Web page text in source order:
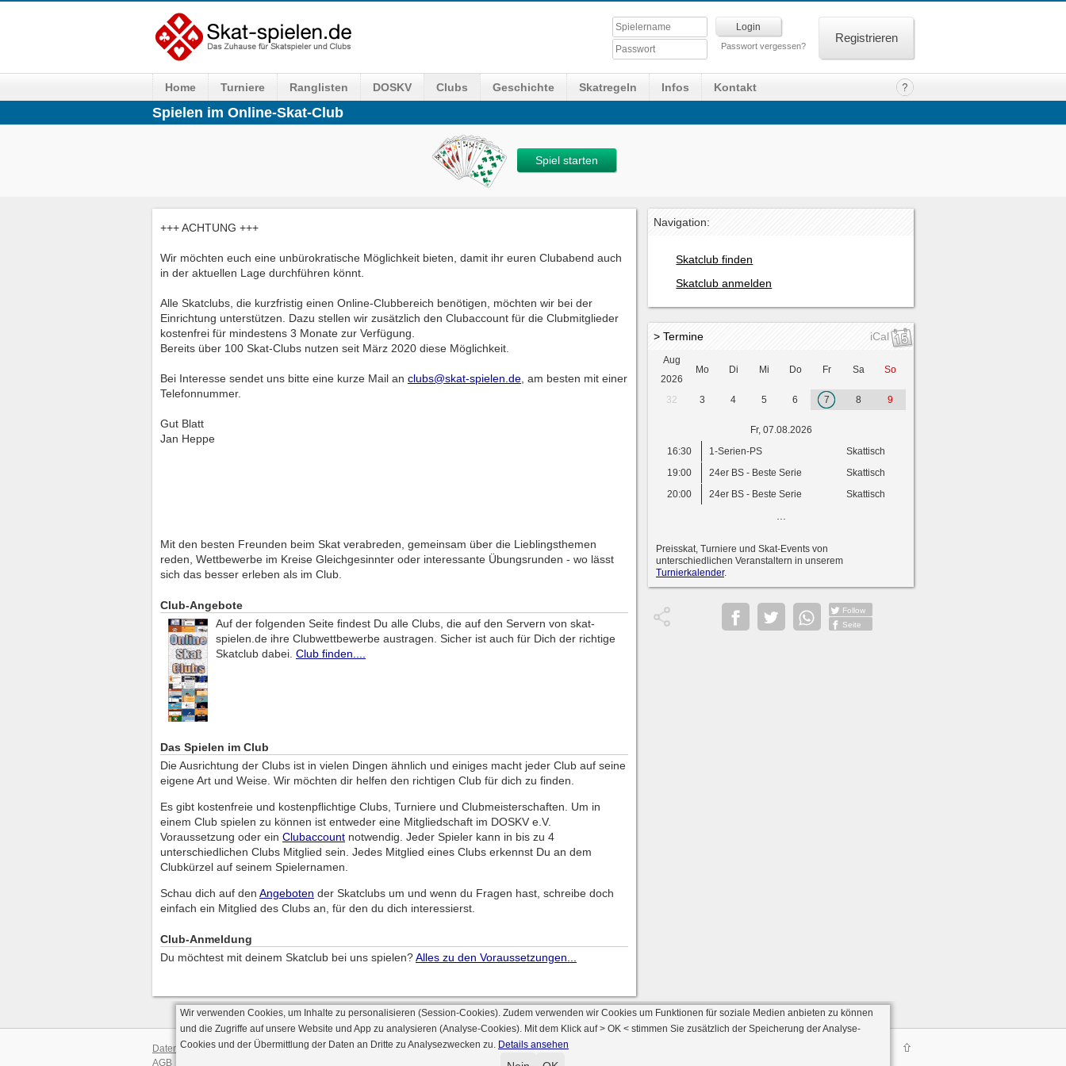
Passwort vergessen?
Registrieren
Home Turniere Ranglisten DOSKV Clubs Geschichte Skatregeln Infos Kontakt
Spielen im Online-Skat-Club
Spiel starten
+++ ACHTUNG +++
Wir möchten euch eine unbürokratische Möglichkeit bieten, damit ihr euren Clubabend auch
in der aktuellen Lage durchführen könnt.
Alle Skatclubs, die kurzfristig einen Online-Clubbereich benötigen, möchten wir bei der
Einrichtung unterstützen. Dazu stellen wir zusätzlich den Clubaccount für die Clubmitglieder
kostenfrei für mindestens 3 Monate zur Verfügung.
Bereits über 100 Skat-Clubs nutzen seit März 2020 diese Möglichkeit.
Bei Interesse sendet uns bitte eine kurze Mail an clubs@skat-spielen.de , am besten mit einer
Telefonnummer.
Gut Blatt
Jan Heppe
Mit den besten Freunden beim Skat verabreden, gemeinsam über die Lieblingsthemen
reden, Wettbewerbe im Kreise Gleichgesinnter oder interessante Übungsrunden - wo lässt
sich das besser erleben als im Club.
Club-Angebote
Auf der folgenden Seite findest Du alle Clubs, die auf den Servern von skat-
spielen.de ihre Clubwettbewerbe austragen. Sicher ist auch für Dich der richtige
Skatclub dabei. Club finden....
Das Spielen im Club
Die Ausrichtung der Clubs ist in vielen Dingen ähnlich und einiges macht jeder Club auf seine
eigene Art und Weise. Wir möchten dir helfen den richtigen Club für dich zu finden.
Es gibt kostenfreie und kostenpflichtige Clubs, Turniere und Clubmeisterschaften. Um in
einem Club spielen zu können ist entweder eine Mitgliedschaft im DOSKV e.V.
Voraussetzung oder ein Clubaccount notwendig. Jeder Spieler kann in bis zu 4
unterschiedlichen Clubs Mitglied sein. Jedes Mitglied eines Clubs erkennst Du an dem
Clubkürzel auf seinem Spielernamen.
Schau dich auf den Angeboten der Skatclubs um und wenn du Fragen hast, schreibe doch
einfach ein Mitglied des Clubs an, für den du dich interessierst.
Club-Anmeldung
Du möchtest mit deinem Skatclub bei uns spielen?Alles zu den Voraussetzungen...
Navigation:
Skatclub finden
Skatclub anmelden
> Termine iCal
Aug
2026
Mo Di Mi Do Fr Sa So
32 3 4 5 6 7 8 9
Fr, 07.08.2026
16:30
1-Serien-PS
Skattisch
19:00
24er BS - Beste Serie
Skattisch
20:00
24er BS - Beste Serie Skattisch
Preisskat, Turniere und Skat-Events von
unterschiedlichen Veranstaltern in unserem
Turnierkalender.
Follow
Seite
Datenschutz
AGB
© 2000 - 2026 skat-spielen.de
· Serverversion: 2026 6.241 · registrierte Spieler: 501.048 ·
Wir verwenden Cookies, um Inhalte zu personalisieren (Session-Cookies). Zudem verwenden wir Cookies um Funktionen für soziale Medien anbieten zu können
und die Zugriffe auf unsere Website und App zu analysieren (Analyse-Cookies). Mit dem Klick auf> OK <stimmen Sie zusätzlich der Speicherung der Analyse-
Cookies und der Übermittlung der Daten an Dritte zu Analysezwecken zu. Details ansehen